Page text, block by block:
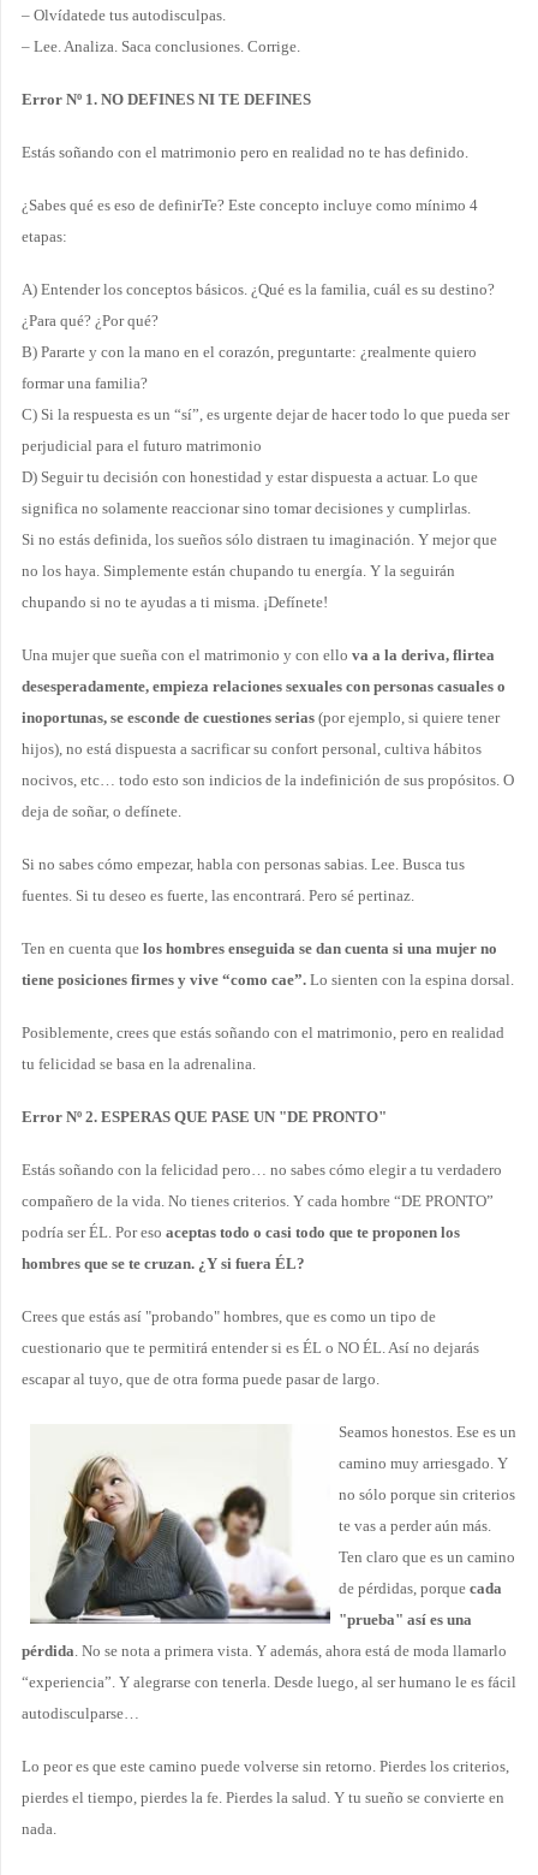
– Olvídatede tus autodisculpas.
– Lee. Analiza. Saca conclusiones. Corrige.
Error Nº 1. NO DEFINES NI TE DEFINES
Estás soñando con el matrimonio pero en realidad no te has definido.
¿Sabes qué es eso de definirTe? Este concepto incluye como mínimo 4
etapas:
A) Entender los conceptos básicos. ¿Qué es la familia, cuál es su destino?
¿Para qué? ¿Por qué?
B) Pararte y con la mano en el corazón, preguntarte: ¿realmente quiero
formar una familia?
C) Si la respuesta es un “sí”, es urgente dejar de hacer todo lo que pueda ser
perjudicial para el futuro matrimonio
D) Seguir tu decisión con honestidad y estar dispuesta a actuar. Lo que
significa no solamente reaccionar sino tomar decisiones y cumplirlas.
Si no estás definida, los sueños sólo distraen tu imaginación. Y mejor que
no los haya. Simplemente están chupando tu energía. Y la seguirán
chupando si no te ayudas a ti misma. ¡Defínete!
Una mujer que sueña con el matrimonio y con ello va a la deriva, flirtea
desesperadamente, empieza relaciones sexuales con personas casuales o
inoportunas, se esconde de cuestiones serias (por ejemplo, si quiere tener
hijos), no está dispuesta a sacrificar su confort personal, cultiva hábitos
nocivos, etc… todo esto son indicios de la indefinición de sus propósitos. O
deja de soñar, o defínete.
Si no sabes cómo empezar, habla con personas sabias. Lee. Busca tus
fuentes. Si tu deseo es fuerte, las encontrará. Pero sé pertinaz.
Ten en cuenta que los hombres enseguida se dan cuenta si una mujer no
tiene posiciones firmes y vive “como cae”. Lo sienten con la espina dorsal.
Posiblemente, crees que estás soñando con el matrimonio, pero en realidad
tu felicidad se basa en la adrenalina.
Error Nº 2. ESPERAS QUE PASE UN "DE PRONTO"
Estás soñando con la felicidad pero… no sabes cómo elegir a tu verdadero
compañero de la vida. No tienes criterios. Y cada hombre “DE PRONTO”
podría ser ÉL. Por eso aceptas todo o casi todo que te proponen los
hombres que se te cruzan. ¿Y si fuera ÉL?
Crees que estás así "probando" hombres, que es como un tipo de
cuestionario que te permitirá entender si es ÉL o NO ÉL. Así no dejarás
escapar al tuyo, que de otra forma puede pasar de largo.
Seamos honestos. Ese es un
camino muy arriesgado. Y
no sólo porque sin criterios
te vas a perder aún más.
Ten claro que es un camino
de pérdidas, porque cada
"prueba" así es una
pérdida. No se nota a primera vista. Y además, ahora está de moda llamarlo
“experiencia”. Y alegrarse con tenerla. Desde luego, al ser humano le es fácil
autodisculparse…
Lo peor es que este camino puede volverse sin retorno. Pierdes los criterios,
pierdes el tiempo, pierdes la fe. Pierdes la salud. Y tu sueño se convierte en
nada.